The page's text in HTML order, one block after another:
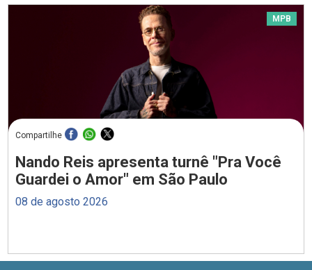
MPB
Compartilhe
Nando Reis apresenta turnê "Pra Você
Guardei o Amor" em São Paulo
08 de agosto 2026